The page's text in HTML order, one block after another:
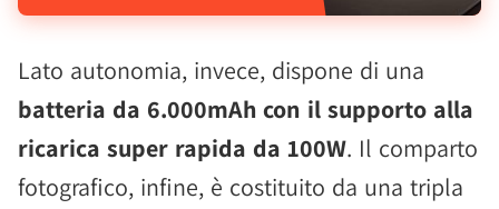
Lato autonomia, invece, dispone di una
batteria da 6.000mAh con il supporto alla
ricarica super rapida da 100W. Il comparto
fotografico, infine, è costituito da una tripla